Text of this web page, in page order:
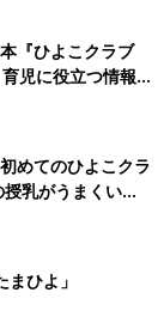
『ひよこクラブ
児に役立つ情報が
めてのひよこクラ
乳がうまくい
トラブル 解決テ
ひよ」